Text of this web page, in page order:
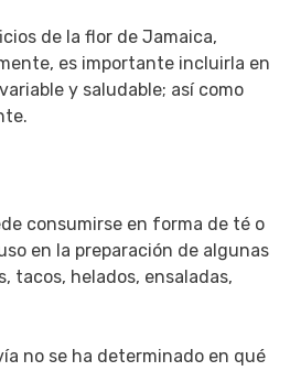
de la flor de Jamaica,
es importante incluirla en
y saludable; así como
consumirse en forma de té o
en la preparación de algunas
tacos, helados, ensaladas,
no se ha determinado en qué